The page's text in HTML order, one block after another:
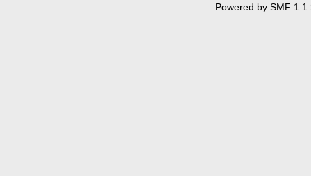
Powered by SMF